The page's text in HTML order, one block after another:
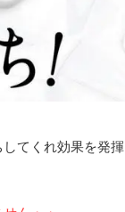
てくれ効果を発揮